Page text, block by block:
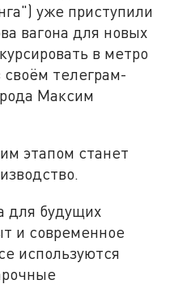
уже приступили
вагона для новых
в метро
телеграм-
Максим
этапом станет
для будущих
и современное
используются